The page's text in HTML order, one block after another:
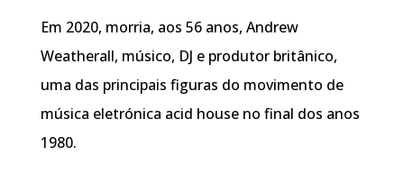
Em 2020, morria, aos 56 anos, Andrew
Weatherall, músico, DJ e produtor britânico,
uma das principais figuras do movimento de
música eletrónica acid house no final dos anos
1980.